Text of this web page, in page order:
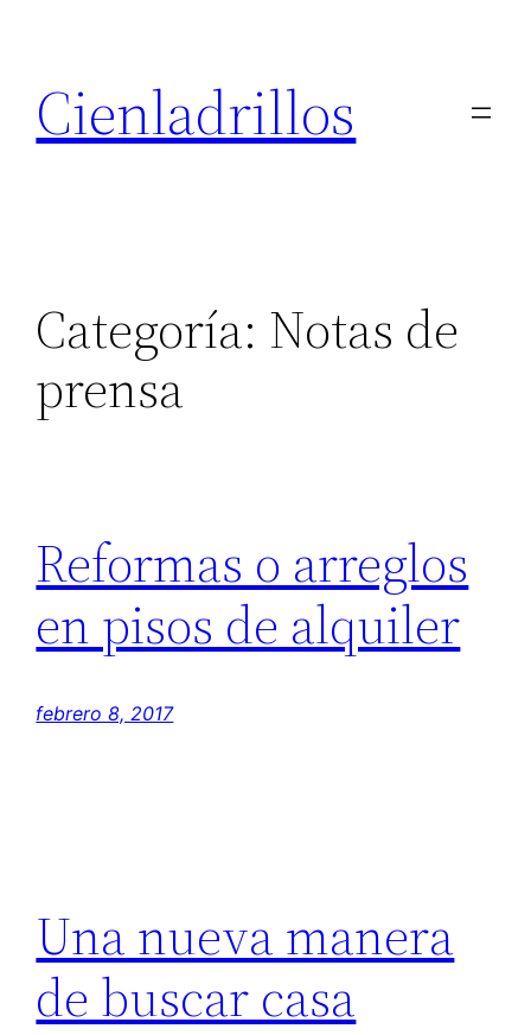
contenido
Cienladrillos
Categoría: Notas de
prensa
Reformas o arreglos
en pisos de alquiler
febrero 8, 2017
Una nueva manera
de buscar casa